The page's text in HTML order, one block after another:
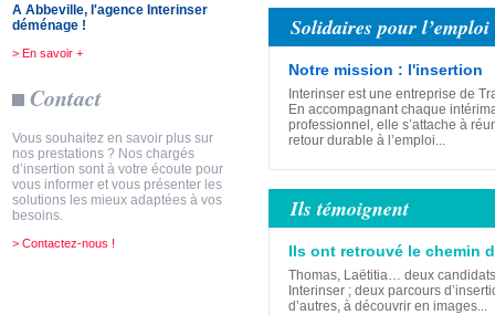
A Abbeville, l'agence Interinser
déménage !
> En savoir +
Contact
Vous souhaitez en savoir plus sur
nos prestations ? Nos chargés
d’insertion sont à votre écoute pour
vous informer et vous présenter les
solutions les mieux adaptées à vos
besoins.
> Contactez-nous !
Solidaires pour l’emploi
Notre mission : l'insertion
Interinser est une entreprise de
En accompagnant chaque
professionnel, elle s’attache à
retour durable à l’emploi...
Ils témoignent
Ils ont retrouvé le chemin
Thomas, Laëtitia… deux
Interinser ; deux parcours
d’autres, à découvrir en images...